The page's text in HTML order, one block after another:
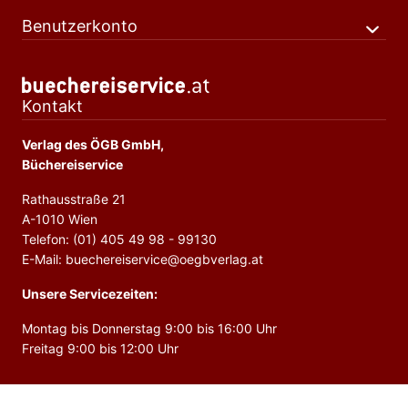
Benutzerkonto
Kontakt
Verlag des ÖGB GmbH,
Büchereiservice
Rathausstraße 21
A-1010 Wien
Telefon: (01) 405 49 98 - 99130
E-Mail: buechereiservice@oegbverlag.at
Unsere Servicezeiten:
Montag bis Donnerstag 9:00 bis 16:00 Uhr
Freitag 9:00 bis 12:00 Uhr